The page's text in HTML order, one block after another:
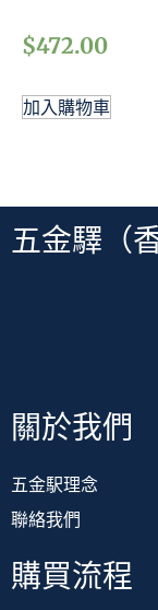
$472.00
加入購物車
五金驛（
關於我們
五金駅理念
聯絡我們
購買流程